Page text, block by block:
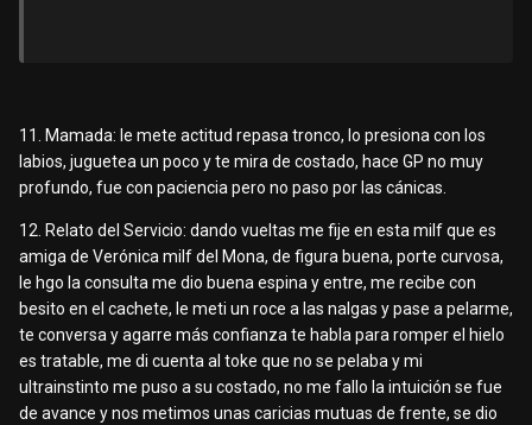
11. Mamada: le mete actitud repasa tronco, lo presiona con los
labios, juguetea un poco y te mira de costado, hace GP no muy
profundo, fue con paciencia pero no paso por las cánicas.
12. Relato del Servicio: dando vueltas me fije en esta milf que es
amiga de Verónica milf del Mona, de figura buena, porte curvosa,
le hgo la consulta me dio buena espina y entre, me recibe con
besito en el cachete, le meti un roce a las nalgas y pase a pelarme,
te conversa y agarre más confianza te habla para romper el hielo
es tratable, me di cuenta al toke que no se pelaba y mi
ultrainstinto me puso a su costado, no me fallo la intuición se fue
de avance y nos metimos unas caricias mutuas de frente, se dio